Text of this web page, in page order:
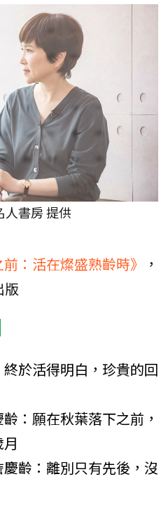
人書房 提供
前：活在燦盛熟齡時》
，
版
於活得明白，珍貴的回
：願在秋葉落下之前，
齡：離別只有先後，沒